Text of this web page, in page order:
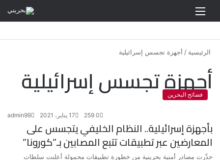
الرئيسية / أجهزة تجسس إسرائيلية
أجهزة تجسس إسرائيلية
فضائح البحرين
admin99 17 يناير، 2021 0
بأجهزة إسرائيلية.. النظام الخليفي يتجسس على
المعارضين عبر تطبيقات تتبع المصابين بـ”كورونا”
حذّرت مصادر أمنية بحرينية من خطورة تطبيقات محمولة أعلنت سلطات